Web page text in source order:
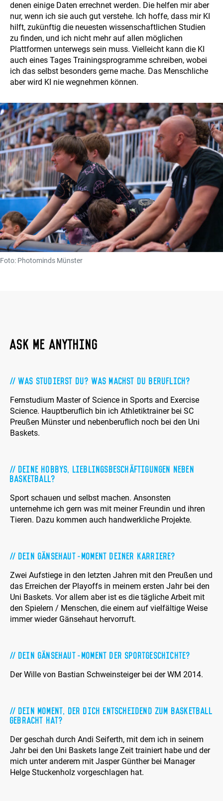
denen einige Daten errechnet werden. Die helfen mir aber
nur, wenn ich sie auch gut verstehe. Ich hoffe, dass mir KI
hilft, zukünftig die neuesten wissenschaftlichen Studien
zu finden, und ich nicht mehr auf allen möglichen
Plattformen unterwegs sein muss. Vielleicht kann die KI
auch eines Tages Trainingsprogramme schreiben, wobei
ich das selbst besonders gerne mache. Das Menschliche
aber wird KI nie wegnehmen können.
Foto: Photominds Münster
ASK ME ANYTHING
Was studierst du? Was machst du beruflich?
Fernstudium Master of Science in Sports and Exercise
Science. Hauptberuflich bin ich Athletiktrainer bei SC
Preußen Münster und nebenberuflich noch bei den Uni
Baskets.
Deine Hobbys, Lieblingsbeschäftigungen neben
Basketball?
Sport schauen und selbst machen. Ansonsten
unternehme ich gern was mit meiner Freundin und ihren
Tieren. Dazu kommen auch handwerkliche Projekte.
Dein Gänsehaut-Moment deiner Karriere?
Zwei Aufstiege in den letzten Jahren mit den Preußen und
das Erreichen der Playoffs in meinem ersten Jahr bei den
Uni Baskets. Vor allem aber ist es die tägliche Arbeit mit
den Spielern / Menschen, die einem auf vielfältige Weise
immer wieder Gänsehaut hervorruft.
Dein Gänsehaut-Moment der Sportgeschichte?
Der Wille von Bastian Schweinsteiger bei der WM 2014.
Dein Moment, der dich entscheidend zum Basketball
gebracht hat?
Der geschah durch Andi Seiferth, mit dem ich in seinem
Jahr bei den Uni Baskets lange Zeit trainiert habe und der
mich unter anderem mit Jasper Günther bei Manager
Helge Stuckenholz vorgeschlagen hat.